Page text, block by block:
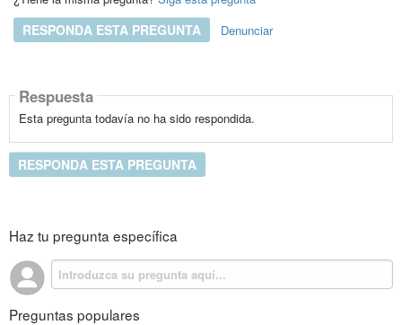
RESPONDA ESTA PREGUNTA Denunciar
Respuesta
Esta pregunta todavía no ha sido respondida.
RESPONDA ESTA PREGUNTA
Haz tu pregunta específica
Preguntas populares